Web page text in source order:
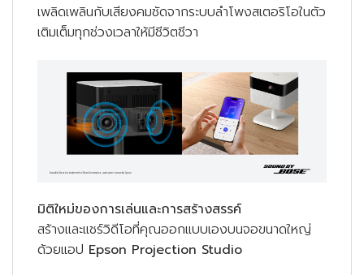
เพลิดเพลินกับเสียงคมชัดจากระบบลำโพงสเตอริโอในตัว
เติมเต็มทุกช่วงเวลาให้มีชีวิตชีวา
มิติใหม่ของการเล่นและการสร้างสรรค์
สร้างและแชร์วิดีโอที่คุณออกแบบเองบนจอขนาดใหญ่
ด้วยแอป Epson Projection Studio